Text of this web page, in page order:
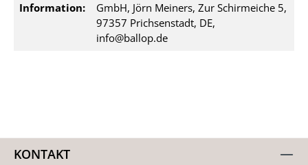
Information:
GmbH, Jörn Meiners, Zur Schirmeiche 5,
97357 Prichsenstadt, DE,
info@ballop.de
KONTAKT